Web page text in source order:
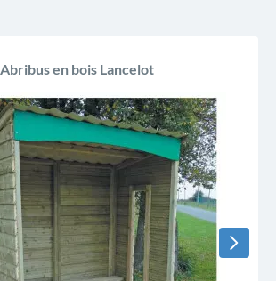
Abribus en bois Lancelot